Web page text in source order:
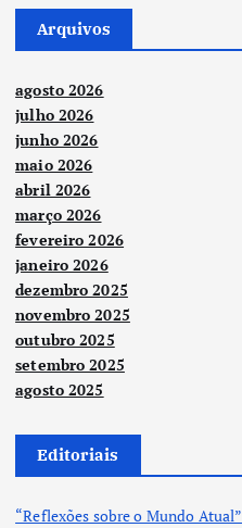
Arquivos
agosto 2026
julho 2026
junho 2026
maio 2026
abril 2026
março 2026
fevereiro 2026
janeiro 2026
dezembro 2025
novembro 2025
outubro 2025
setembro 2025
agosto 2025
Editoriais
“Reflexões sobre o Mundo Atual”